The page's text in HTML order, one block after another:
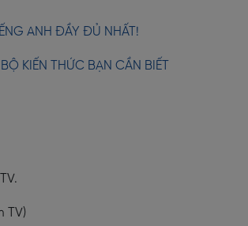
ANH ĐẦY ĐỦ NHẤT!
KIẾN THỨC BẠN CẦN BIẾT
TV.
TV)